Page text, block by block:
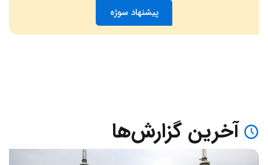
پیشنهاد سوژه
آخرین گزارش‌ها